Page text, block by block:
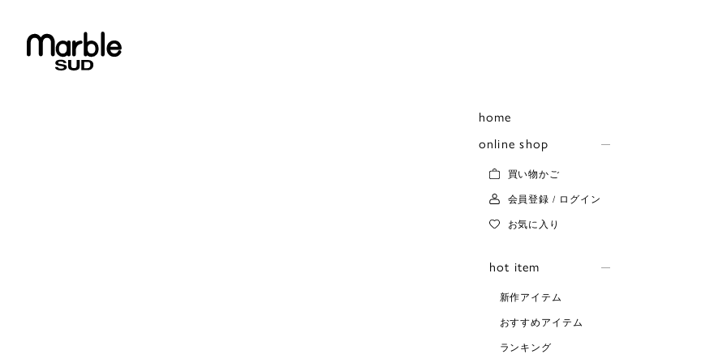
home
online shop
買い物かご
会員登録 / ログイン
お気に入り
hot item
新作アイテム
おすすめアイテム
ランキング